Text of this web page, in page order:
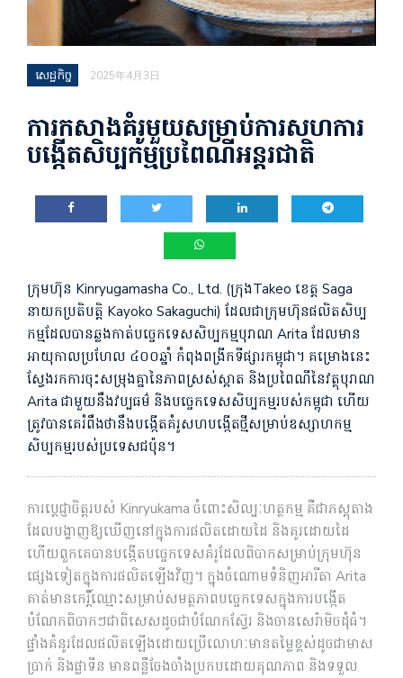
សេដ្ឋកិច្ច 2025年4月3日
ការកសាងគំរូមួយសម្រាប់ការសហការ
បង្កើតសិប្បកម្មប្រពៃណីអន្តរជាតិ
ក្រុមហ៊ុន Kinryugamasha Co., Ltd. (ក្រុងTake​o​ ខេត្ត Saga
នាយកប្រតិបត្តិ Kayoko Sakaguchi) ដែលជាក្រុមហ៊ុនផលិតសិប្ប
កម្មដែលបានឆ្លងកាត់បច្ចេកទេសសិប្បកម្មបុរាណ Arita ដែលមាន
អាយុកាលប្រហែល ៤០០ឆ្នាំ កំពុងពង្រីកទីផ្សារកម្ពុជា។ គម្រោងនេះ
ស្វែងរកការចុះសម្រុងគ្នានៃភាពស្រស់ស្អាត និងប្រពៃណីនៃវត្ថុបុរាណ
Arita ជាមួយនឹងវប្បធម៌ និងបច្ចេកទេសសិប្បកម្មរបស់កម្ពុជា ហើយ
ត្រូវបានគេរំពឹងថានឹងបង្កើតគំរូសហបង្កើតថ្មីសម្រាប់ឧស្សាហកម្ម
សិប្បកម្មរបស់ប្រទេសជប៉ុន។
ការប្ដេជ្ញាចិត្តរបស់ Kinryukama ចំពោះសិល្បៈហត្ថកម្ម គឺជាភស្តុតាង
ដែលបង្ហាញឱ្យឃើញនៅក្នុងការផលិតដោយដៃ និងគូរដោយដៃ
ហើយពួកគេបានបង្កើតបច្ចេកទេសគំរូដែលពិបាកសម្រាប់ក្រុមហ៊ុន
ផ្សេងទៀតក្នុងការផលិតឡើងវិញ។ ក្នុង​ចំណោម​ទំនិញ​អារីតា Arita
គាត់​មាន​កេរ្តិ៍ឈ្មោះ​សម្រាប់​សមត្ថភាព​បច្ចេកទេស​ក្នុង​ការ​បង្កើត​
បំណែក​ពិបាក​ៗ​ជា​ពិសេស​ដូច​ជា​បំណែក​ស្វ៊ែរ និង​ចាន​សេរ៉ាមិច​ដុំ​ធំ។
ផ្ទាំងគំនូរដែលផលិតឡើងដោយប្រើលោហៈមានតម្លៃខ្ពស់ដូចជាមាស
ប្រាក់ និងផ្លាទីន មានពន្លឺចែងចាំងប្រកបដោយគុណភាព និងទទួល